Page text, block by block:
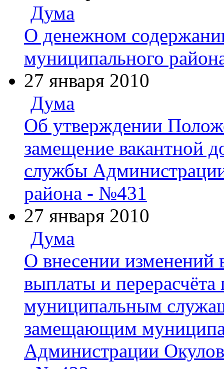
Дума
О денежном
муниципального
27 января 2010
Дума
Об утверждении
замещение вакантной
службы
района - №431
27 января 2010
Дума
О внесении изменений
выплаты и перерасчёта
муниципальным
замещающим
Администрации